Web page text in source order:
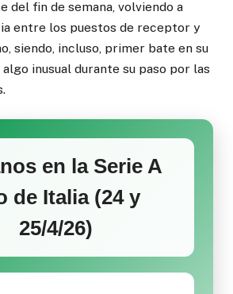
del fin de semana, volviendo a
entre los puestos de receptor y
siendo, incluso, primer bate en su
inusual durante su paso por las
en la Serie A
de Italia (24 y
25/4/26)